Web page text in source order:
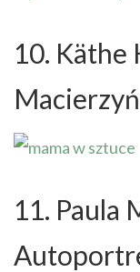
10. Käthe
11. Paula